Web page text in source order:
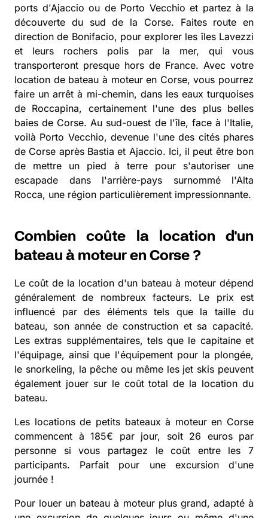
ports d'Ajaccio ou de Porto Vecchio et partez à la
découverte du sud de la Corse. Faites route en
direction de Bonifacio, pour explorer les îles Lavezzi
et leurs rochers polis par la mer, qui vous
transporteront presque hors de France. Avec votre
location de bateau à moteur en Corse, vous pourrez
faire un arrêt à mi-chemin, dans les eaux turquoises
de Roccapina, certainement l'une des plus belles
baies de Corse. Au sud-ouest de l'île, face à l'Italie,
voilà Porto Vecchio, devenue l'une des cités phares
de Corse après Bastia et Ajaccio. Ici, il peut être bon
de mettre un pied à terre pour s'autoriser une
escapade dans l'arrière-pays surnommé l'Alta
Rocca, une région particulièrement impressionnante.
Combien coûte la location d'un
bateau à moteur en Corse ?
Le coût de la location d'un bateau à moteur dépend
généralement de nombreux facteurs. Le prix est
influencé par des éléments tels que la taille du
bateau, son année de construction et sa capacité.
Les extras supplémentaires, tels que le capitaine et
l'équipage, ainsi que l'équipement pour la plongée,
le snorkeling, la pêche ou même les jet skis peuvent
également jouer sur le coût total de la location du
bateau.
Les locations de petits bateaux à moteur en Corse
commencent à 185€ par jour, soit 26 euros par
personne si vous partagez le coût entre les 7
participants. Parfait pour une excursion d'une
journée !
Pour louer un bateau à moteur plus grand, adapté à